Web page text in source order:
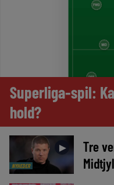
Superliga-spil:
hold?
NYHEDER
►
Tre